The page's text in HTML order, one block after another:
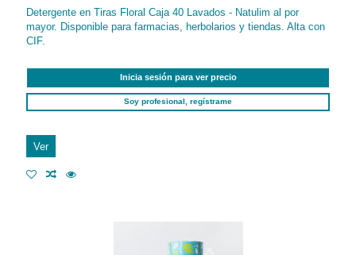
Detergente en Tiras Floral Caja 40 Lavados - Natulim al por
mayor. Disponible para farmacias, herbolarios y tiendas. Alta con
CIF.
Inicia sesión para ver precio
Soy profesional, regístrame
Ver